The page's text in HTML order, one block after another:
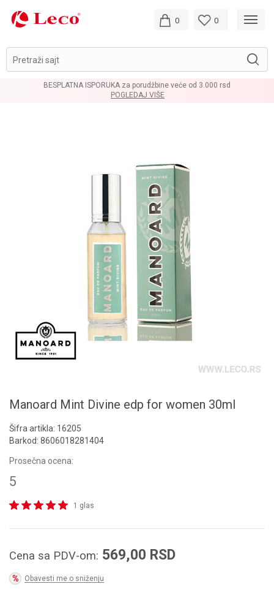
Pretraži sajt
0 0
BESPLATNA ISPORUKA za porudžbine veće od 3.000 rsd
POGLEDAJ VIŠE
Manoard Mint Divine edp for women 30ml
Šifra artikla: 16205
Barkod: 8606018281404
Prosečna ocena:
5
1 glas
Cena sa PDV-om: 569,00 RSD
Obavesti me o sniženju